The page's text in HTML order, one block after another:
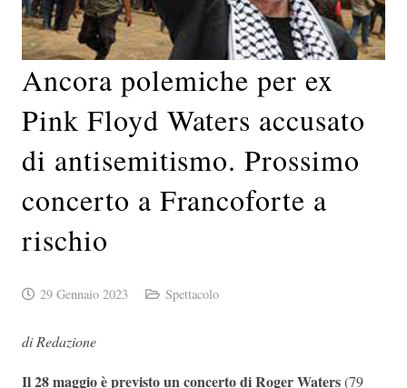
Ancora polemiche per ex
Pink Floyd Waters accusato
di antisemitismo. Prossimo
concerto a Francoforte a
rischio
29 Gennaio 2023 Spettacolo
di Redazione
Il 28 maggio è previsto un concerto di Roger Waters(79